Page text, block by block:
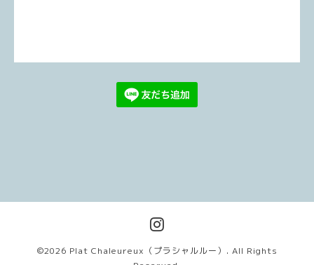
©2026 Plat Chaleureux（プラシャルルー） . All Rights